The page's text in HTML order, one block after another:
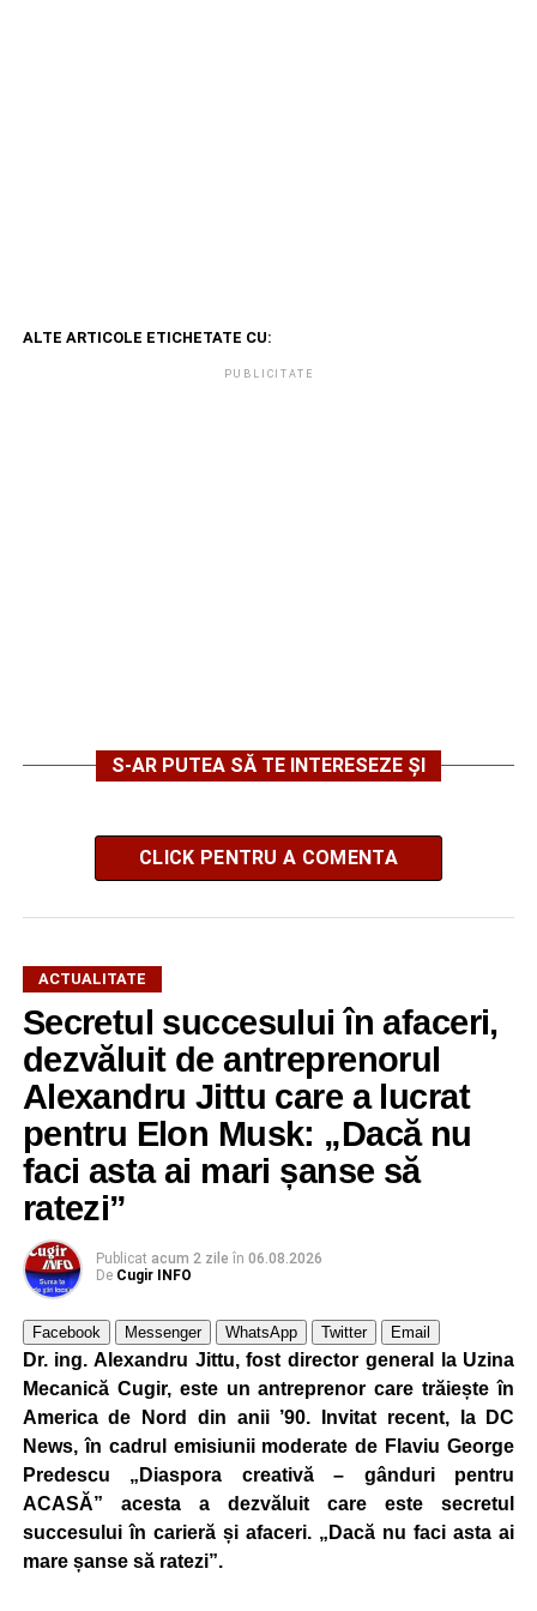
ALTE ARTICOLE ETICHETATE CU:
PUBLICITATE
S-AR PUTEA SĂ TE INTERESEZE ȘI
CLICK PENTRU A COMENTA
ACTUALITATE
Secretul succesului în afaceri,
dezvăluit de antreprenorul
Alexandru Jittu care a lucrat
pentru Elon Musk: „Dacă nu
faci asta ai mari șanse să
ratezi”
Publicat acum 2 zile în 06.08.2026
De Cugir INFO
Facebook Messenger WhatsApp Twitter Email
Dr. ing. Alexandru Jittu, fost director general la Uzina
Mecanică Cugir, este un antreprenor care trăiește în
America de Nord din anii ’90. Invitat recent, la DC
News, în cadrul emisiunii moderate de Flaviu George
Predescu „Diaspora creativă – gânduri pentru
ACASĂ” acesta a dezvăluit care este secretul
succesului în carieră și afaceri. „Dacă nu faci asta ai
mare șanse să ratezi”.